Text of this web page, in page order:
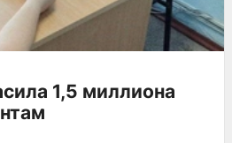
1,5 миллиона